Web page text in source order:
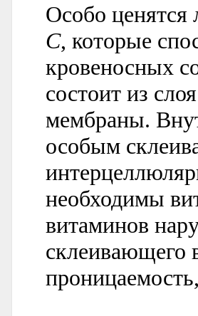
Особо
С, которые
кровеносных
состоит из
мембраны.
особым
необходимы
витаминов
склеивающего